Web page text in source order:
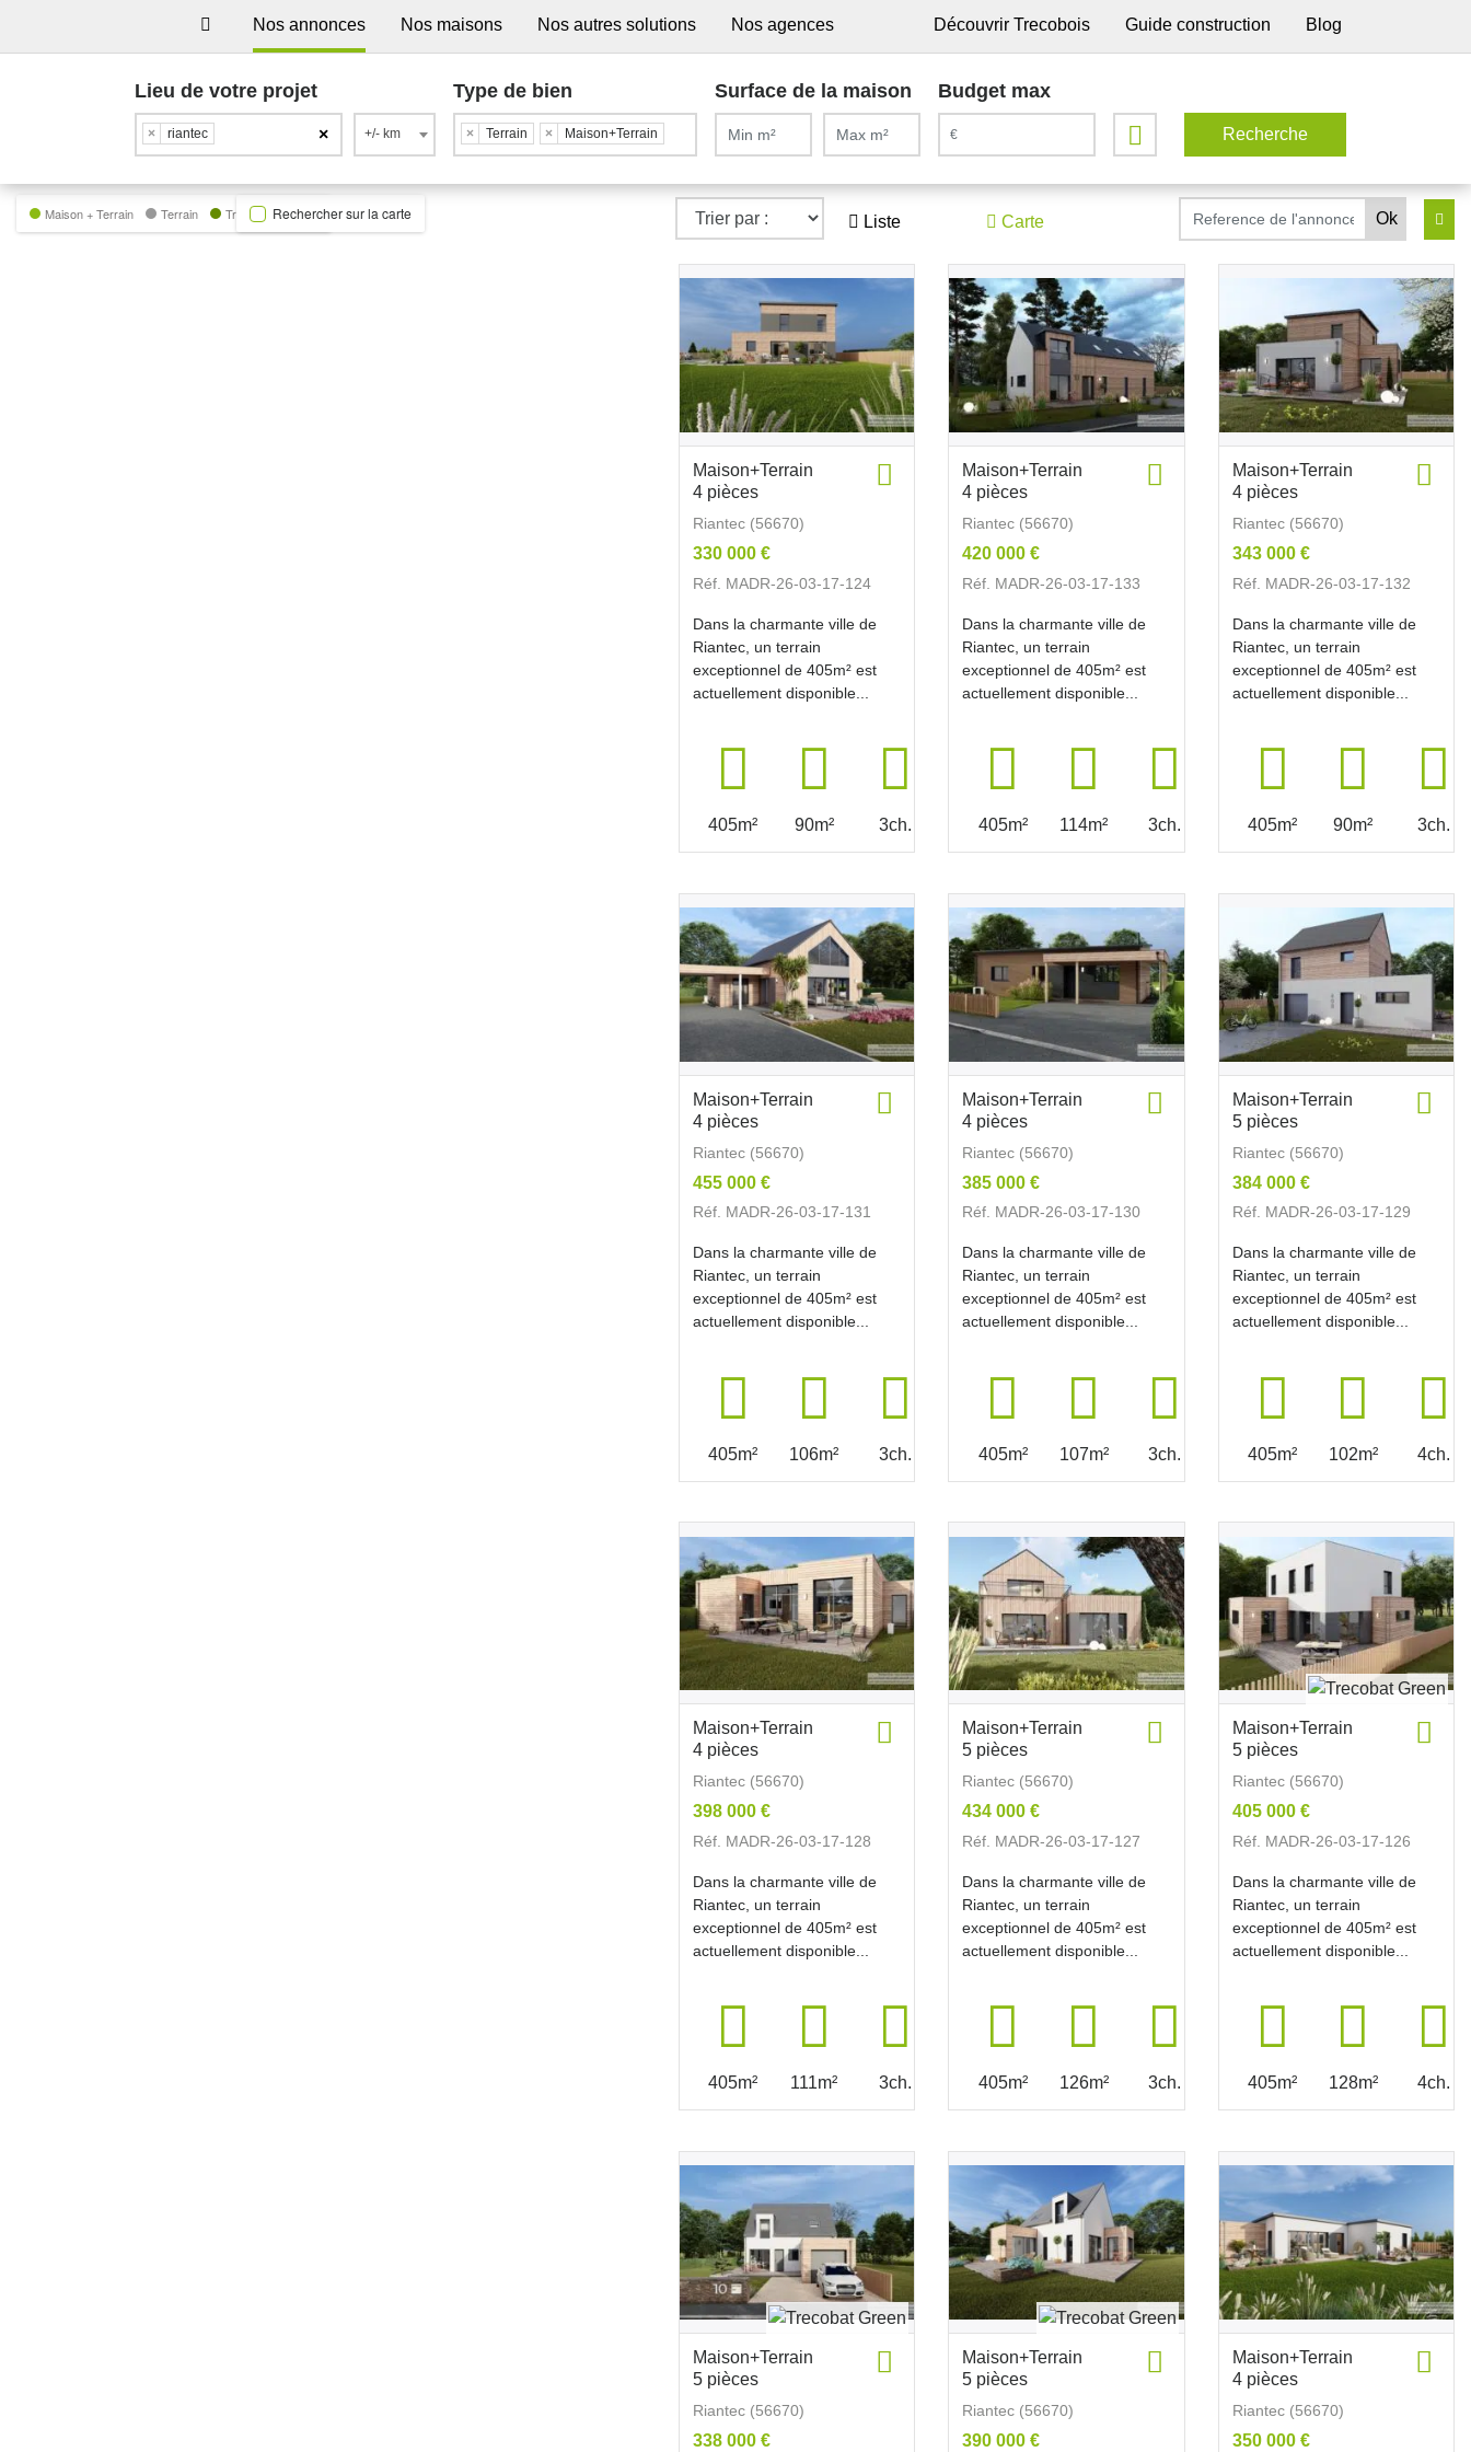
Nos annonces Nos maisons Nos autres solutions Nos agences Découvrir Trecobois Guide construction Blog
Lieu de votre projet
×
× riantec +/- km
Type de bien
× Terrain × Maison+Terrain
Surface de la maison Budget max
Liste Carte
Maison + Terrain Terrain Trecobat GreenRechercher sur la carte
Maison+Terrain
4 pièces
Riantec (56670)
330 000 €
Réf. MADR-26-03-17-124
Dans la charmante ville de
Riantec, un terrain
exceptionnel de 405m² est
actuellement disponible...
405m² 90m² 3ch.
Maison+Terrain
4 pièces
Riantec (56670)
420 000 €
Réf. MADR-26-03-17-133
Dans la charmante ville de
Riantec, un terrain
exceptionnel de 405m² est
actuellement disponible...
405m² 114m² 3ch.
Maison+Terrain
4 pièces
Riantec (56670)
343 000 €
Réf. MADR-26-03-17-132
Dans la charmante ville de
Riantec, un terrain
exceptionnel de 405m² est
actuellement disponible...
405m² 90m² 3ch.
Maison+Terrain
4 pièces
Riantec (56670)
455 000 €
Réf. MADR-26-03-17-131
Dans la charmante ville de
Riantec, un terrain
exceptionnel de 405m² est
actuellement disponible...
405m² 106m² 3ch.
Maison+Terrain
4 pièces
Riantec (56670)
385 000 €
Réf. MADR-26-03-17-130
Dans la charmante ville de
Riantec, un terrain
exceptionnel de 405m² est
actuellement disponible...
405m² 107m² 3ch.
Maison+Terrain
5 pièces
Riantec (56670)
384 000 €
Réf. MADR-26-03-17-129
Dans la charmante ville de
Riantec, un terrain
exceptionnel de 405m² est
actuellement disponible...
405m² 102m² 4ch.
Maison+Terrain
4 pièces
Riantec (56670)
398 000 €
Réf. MADR-26-03-17-128
Dans la charmante ville de
Riantec, un terrain
exceptionnel de 405m² est
actuellement disponible...
405m² 111m² 3ch.
Maison+Terrain
5 pièces
Riantec (56670)
434 000 €
Réf. MADR-26-03-17-127
Dans la charmante ville de
Riantec, un terrain
exceptionnel de 405m² est
actuellement disponible...
405m² 126m² 3ch.
Maison+Terrain
5 pièces
Riantec (56670)
405 000 €
Réf. MADR-26-03-17-126
Dans la charmante ville de
Riantec, un terrain
exceptionnel de 405m² est
actuellement disponible...
405m² 128m² 4ch.
Maison+Terrain
5 pièces
Riantec (56670)
338 000 €
Maison+Terrain
5 pièces
Riantec (56670)
390 000 €
Maison+Terrain
4 pièces
Riantec (56670)
350 000 €